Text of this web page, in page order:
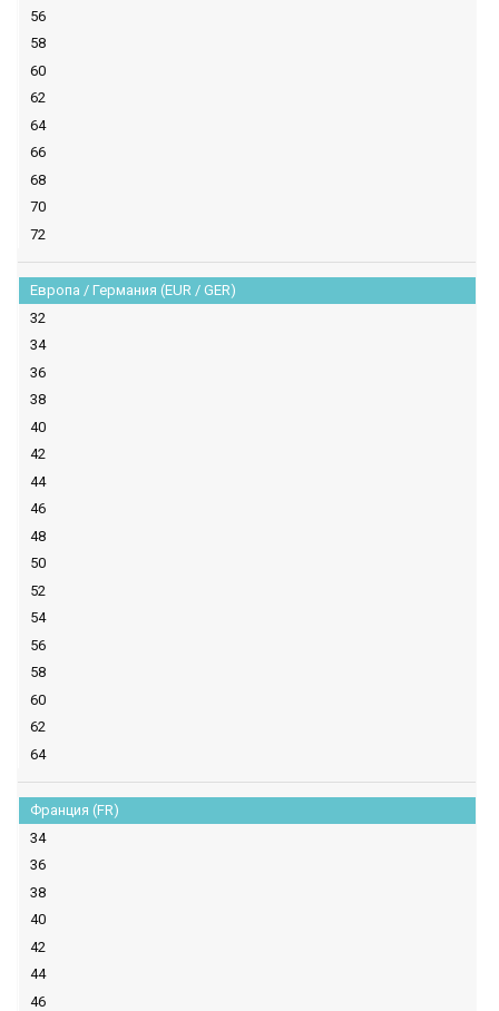
56
58
60
62
64
66
68
70
72
Европа / Германия (EUR / GER)
32
34
36
38
40
42
44
46
48
50
52
54
56
58
60
62
64
Франция (FR)
34
36
38
40
42
44
46